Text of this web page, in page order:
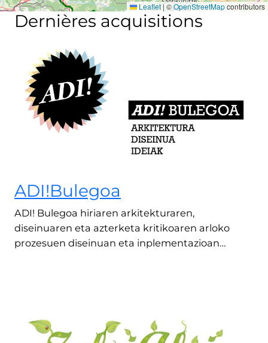
Leaflet|©OpenStreetMapcontributors
Dernières acquisitions
ADI!Bulegoa
ADI! Bulegoa hiriaren arkitekturaren,
diseinuaren eta azterketa kritikoaren arloko
prozesuen diseinuan eta inplementazioan…